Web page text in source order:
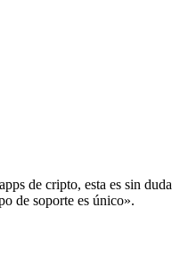
de cripto, esta es sin duda
de soporte es único».